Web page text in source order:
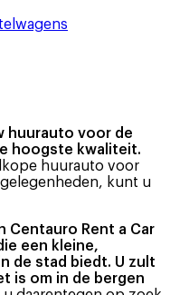
huurauto voor de
hoogste kwaliteit.
huurauto voor
kunt u
Centauro Rent a Car
een kleine,
de stad biedt. U zult
is om in de bergen